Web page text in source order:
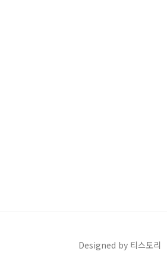
Designed by 티스토리